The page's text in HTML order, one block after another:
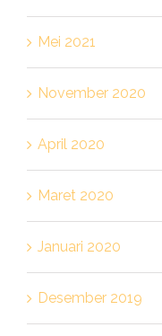
Mei 2021
November 2020
April 2020
Maret 2020
Januari 2020
Desember 2019